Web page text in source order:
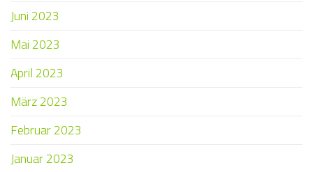
Juni 2023
Mai 2023
April 2023
März 2023
Februar 2023
Januar 2023